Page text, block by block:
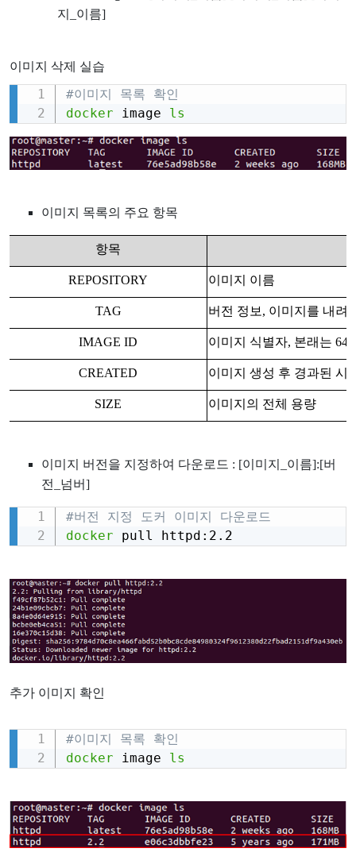
지_이름]
이미지 삭제 실습
#이미지 목록 확인
docker image ls
이미지 목록의 주요 항목
항목
REPOSITORY 이미지 이름
TAG 버전 정보, 이미지를 내려
IMAGE ID 이미지 식별자, 본래는 64
CREATED 이미지 생성 후 경과된 시
SIZE 이미지의 전체 용량
이미지 버전을 지정하여 다운로드 : [이미지_이름]:[버
전_넘버]
#버전 지정 도커 이미지 다운로드
docker pull httpd:2.2
추가 이미지 확인
#이미지 목록 확인
docker image ls